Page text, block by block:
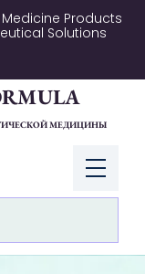
Products
Solutions
Войти
МЕДИЦИНЫ